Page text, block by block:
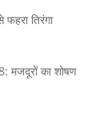
तिरंगा
मजदूरों का शोषण